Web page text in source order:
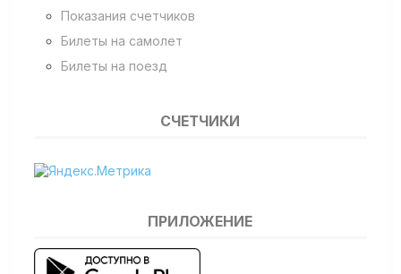
Показания счетчиков
Билеты на самолет
Билеты на поезд
СЧЕТЧИКИ
ПРИЛОЖЕНИЕ